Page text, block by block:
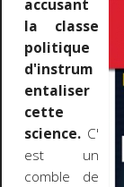
accusant
la classe
politique
d'instrum
entaliser
cette
science.C'
est un
comble de